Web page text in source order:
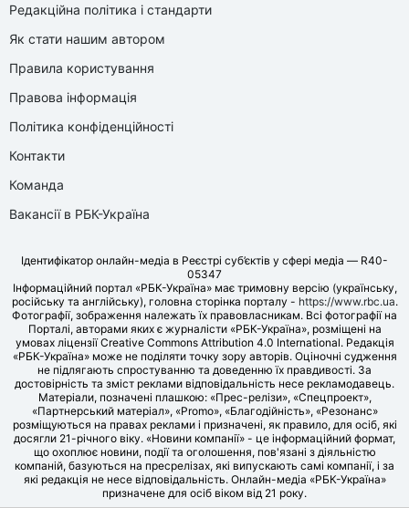
Редакційна політика і стандарти
Як стати нашим автором
Правила користування
Правова інформація
Політика конфіденційності
Контакти
Команда
Вакансії в РБК-Україна
Ідентифікатор онлайн-медіа в Реєстрі суб’єктів у сфері медіа — R40-
05347
Інформаційний портал «РБК-Україна» має тримовну версію (українську,
російську та англійську), головна сторінка порталу - https://www.rbc.ua.
Фотографії, зображення належать їх правовласникам. Всі фотографії на
Порталі, авторами яких є журналісти «РБК-Україна», розміщені на
умовах ліцензії Creative Commons Attribution 4.0 International. Редакція
«РБК-Україна» може не поділяти точку зору авторів. Оціночні судження
не підлягають спростуванню та доведенню їх правдивості. За
достовірність та зміст реклами відповідальність несе рекламодавець.
Матеріали, позначені плашкою: «Прес-релізи», «Спецпроект»,
«Партнерський матеріал», «Promo», «Благодійність», «Резонанс»
розміщуються на правах реклами і призначені, як правило, для осіб, які
досягли 21-річного віку. «Новини компанії» - це інформаційний формат,
що охоплює новини, події та оголошення, пов'язані з діяльністю
компаній, базуються на пресрелізах, які випускають самі компанії, і за
які редакція не несе відповідальність. Онлайн-медіа «РБК-Україна»
призначене для осіб віком від 21 року.